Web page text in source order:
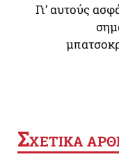
Γι’ αυτούς
ΣΧΕΤΙΚΑ